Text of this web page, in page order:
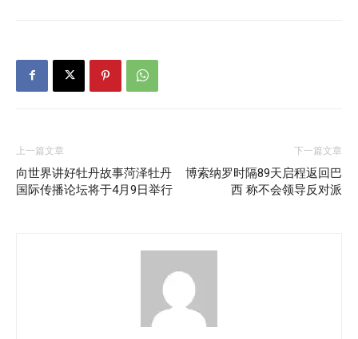
上一篇文章
向世界讲好牡丹故事菏泽牡丹
国际传播论坛将于4月9日举行
下一篇文章
博索纳罗时隔89天启程返回巴
西 称不会领导反对派